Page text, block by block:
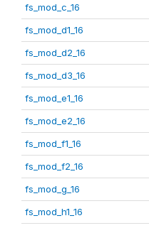
fs_mod_c_16
fs_mod_d1_16
fs_mod_d2_16
fs_mod_d3_16
fs_mod_e1_16
fs_mod_e2_16
fs_mod_f1_16
fs_mod_f2_16
fs_mod_g_16
fs_mod_h1_16